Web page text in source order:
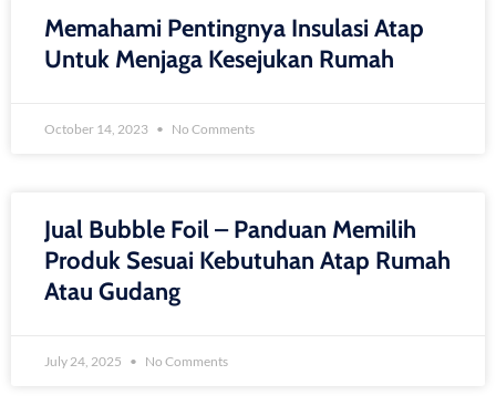
Memahami Pentingnya Insulasi Atap
Untuk Menjaga Kesejukan Rumah
October 14, 2023 No Comments
Jual Bubble Foil – Panduan Memilih
Produk Sesuai Kebutuhan Atap Rumah
Atau Gudang
July 24, 2025 No Comments